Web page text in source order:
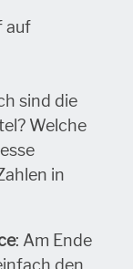
auf
sind die
Welche
in
: Am Ende